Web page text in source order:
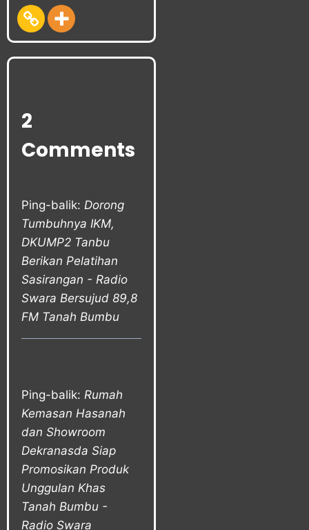
2
Comments
Ping-balik: Dorong
Tumbuhnya IKM,
DKUMP2 Tanbu
Berikan Pelatihan
Sasirangan - Radio
Swara Bersujud 89,8
FM Tanah Bumbu
Ping-balik: Rumah
Kemasan Hasanah
dan Showroom
Dekranasda Siap
Promosikan Produk
Unggulan Khas
Tanah Bumbu -
Radio Swara